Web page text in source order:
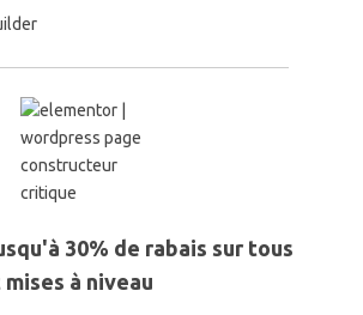
30% de rabais sur tous
à niveau